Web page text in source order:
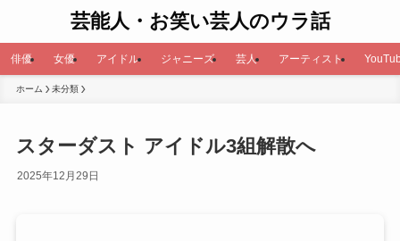
芸能人・お笑い芸人のウラ話
俳優 女優 アイドル ジャニーズ 芸人 アーティスト
ホーム 未分類
スターダスト アイドル3組解散へ
2025年12月29日